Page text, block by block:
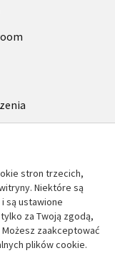
prawna
stron trzecich,
Niektóre są
są ustawione
za Twoją zgodą,
zaakceptować
plików cookie.